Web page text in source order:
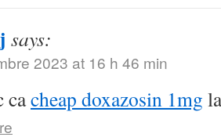
says:
2023 at 16 h 46 min
cacheap doxazosin 1mg